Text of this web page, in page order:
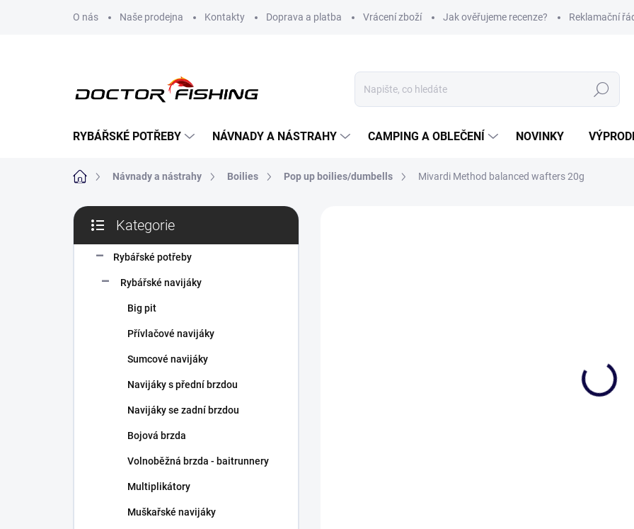
O nás Naše prodejna Kontakty Doprava a platba Vrácení zboží Jak ověřujeme recenze? Reklamační
Hledat
RYBÁŘSKÉ POTŘEBY NÁVNADY A NÁSTRAHY CAMPING A OBLEČENÍ NOVINKY
Domů Návnady a nástrahy Boilies Pop up boilies/dumbells Mivardi Method balanced wafters 20g
P
s
kategorie
Kategorie
Rybářské potřeby
Rybářské navijáky
Big pit
Přívlačové navijáky
Sumcové navijáky
Navijáky s přední brzdou
Navijáky se zadní brzdou
Bojová brzda
Volnoběžná brzda - baitrunnery
Multiplikátory
Muškařské navijáky